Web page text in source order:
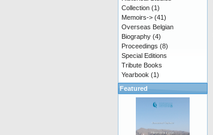
Collection (1)
Memoirs-> (41)
Overseas Belgian
Biography (4)
Proceedings (8)
Special Editions
Tribute Books
Yearbook (1)
Featured